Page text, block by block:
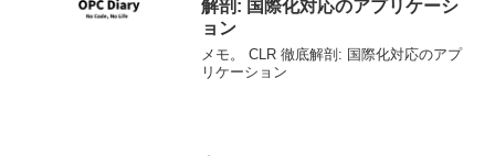
解剖: 国際化対応のアプリケーシ
ョン
メモ。 CLR 徹底解剖: 国際化対応のアプ
リケーション